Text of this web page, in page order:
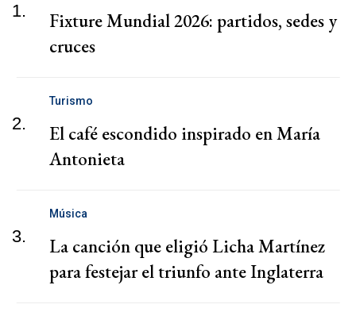
1.
Fixture Mundial 2026: partidos, sedes y
cruces
2.
Turismo
El café escondido inspirado en María
Antonieta
3.
Música
La canción que eligió Licha Martínez
para festejar el triunfo ante Inglaterra